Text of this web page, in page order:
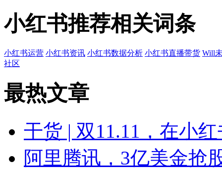
小红书推荐相关词条
小红书运营 小红书资讯 小红书数据分析 小红书直播带货 Will
社区
最热文章
干货 | 双11.11，在小
阿里腾讯，3亿美金抢